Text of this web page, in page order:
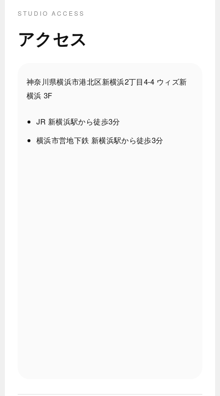
STUDIO ACCESS
アクセス
神奈川県横浜市港北区新横浜2丁目4-4 ウィズ新
横浜 3F
JR 新横浜駅から徒歩3分
横浜市営地下鉄 新横浜駅から徒歩3分